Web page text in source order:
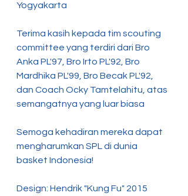
Yogyakarta
Terima kasih kepada tim scouting
committee yang terdiri dari Bro
Anka PL'97, Bro Irto PL'92, Bro
Mardhika PL'99, Bro Becak PL'92,
dan Coach Ocky Tamtelahitu, atas
semangatnya yang luar biasa
Semoga kehadiran mereka dapat
mengharumkan SPL di dunia
basket Indonesia!
Design: Hendrik "Kung Fu" 2015